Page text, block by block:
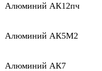
Алюминий АК12пч
Алюминий АК5М2
Алюминий АК7